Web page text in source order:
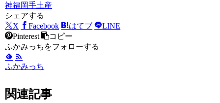
神福岡手土産
シェアする
X
Facebook はてブ
LINE
Pinterest
コピー
ふかみっちをフォローする
ふかみっち
関連記事